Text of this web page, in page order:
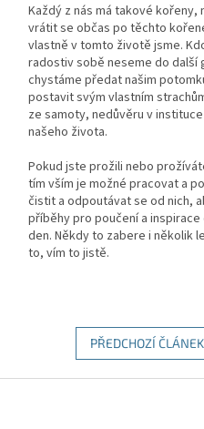
Každý z nás má takové
vrátit se občas po těchto
vlastně v tomto životě jsme.
radostiv sobě neseme do další
chystáme předat našim
postavit svým vlastním
ze samoty, nedůvěru v
našeho života.
Pokud jste prožili nebo
tím vším je možné pracovat a
čistit a odpoutávat se od nich,
příběhy pro poučení a
den. Někdy to zabere i několik
to, vím to jistě.
PŘEDCHOZÍ ČLÁNEK